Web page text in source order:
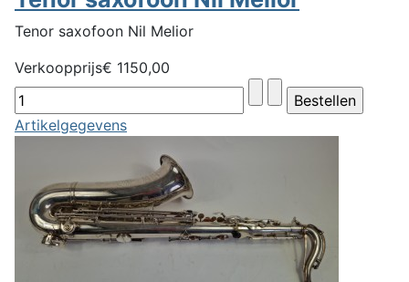
Tenor saxofoon Nil Melior
Verkoopprijs€ 1150,00
Artikelgegevens